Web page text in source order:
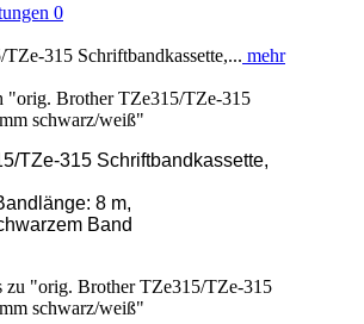
0
315 Schriftbandkassette,... mehr
"orig. Brother TZe315/TZe-315
schwarz/weiß"
TZe-315 Schriftbandkassette,
8 m,
Band
zu "orig. Brother TZe315/TZe-315
schwarz/weiß"